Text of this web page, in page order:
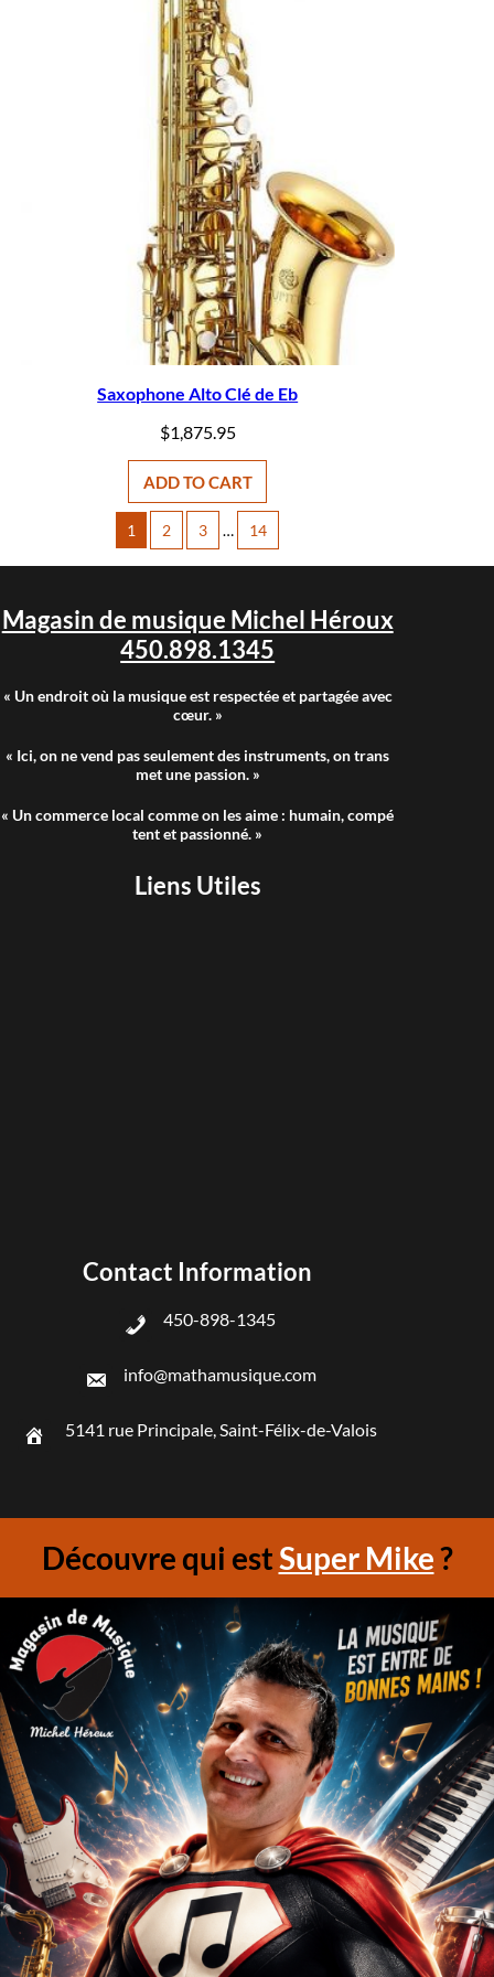
Saxophone Alto Clé de Eb
$1,875.95
ADD TO CART
1 2 3 … 14
Magasin de musique Michel Héroux
450.898.1345
« Un endroit où la musique est respectée et partagée avec
cœur. »
« Ici, on ne vend pas seulement des instruments, on trans
met une passion. »
« Un commerce local comme on les aime : humain, compé
tent et passionné. »
Liens Utiles
Contact Information
450-898-1345
info@mathamusique.com
5141 rue Principale, Saint-Félix-de-Valois
Découvre qui estSuper Mike?